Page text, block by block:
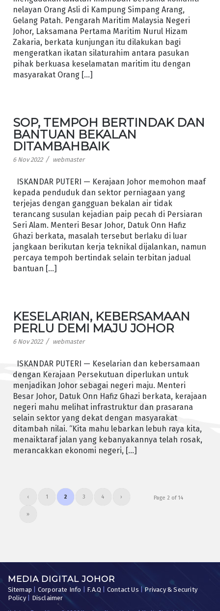
nelayan Orang Asli di Kampung Simpang Arang,
Gelang Patah. Pengarah Maritim Malaysia Negeri
Johor, Laksamana Pertama Maritim Nurul Hizam
Zakaria, berkata kunjungan itu dilakukan bagi
mengeratkan ikatan silaturahim antara pasukan
pihak berkuasa keselamatan maritim itu dengan
masyarakat Orang […]
SOP, TEMPOH BERTINDAK DAN
BANTUAN BEKALAN
DITAMBAHBAIK
6 Nov 2022 / webmaster
ISKANDAR PUTERI — Kerajaan Johor memohon maaf
kepada penduduk dan sektor perniagaan yang
terjejas dengan gangguan bekalan air tidak
terancang susulan kejadian paip pecah di Persiaran
Seri Alam. Menteri Besar Johor, Datuk Onn Hafiz
Ghazi berkata, masalah tersebut berlaku di luar
jangkaan berikutan kerja teknikal dijalankan, namun
percaya tempoh bertindak selain terbitan jadual
bantuan […]
KESELARIAN, KEBERSAMAAN
PERLU DEMI MAJU JOHOR
6 Nov 2022 / webmaster
ISKANDAR PUTERI — Keselarian dan kebersamaan
dengan Kerajaan Persekutuan diperlukan untuk
menjadikan Johor sebagai negeri maju. Menteri
Besar Johor, Datuk Onn Hafiz Ghazi berkata, kerajaan
negeri mahu melihat infrastruktur dan prasarana
selain sektor yang dekat dengan masyarakat
ditambah nilai. “Kita mahu lebarkan lebuh raya kita,
menaiktaraf jalan yang kebanyakannya telah rosak,
merancakkan ekonomi negeri, […]
Page 2 of 14
‹ 1 2 3 4 ›
»
MEDIA DIGITAL JOHOR
Sitemap Corporate Info F.A.Q Contact Us |Privacy & Security
Policy| Disclaimer